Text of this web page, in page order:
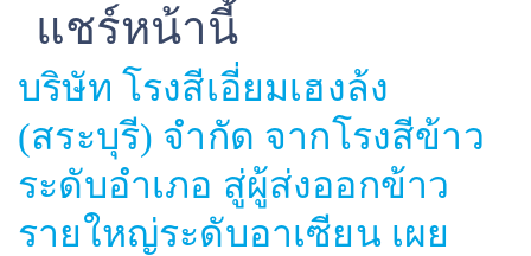
ความรู้เกี่ยวกับธุรกิจ
SME Focus Magazine
คำนวณสินเชื่อเบื้องต้น
ค้นหาจุดบริการ
FOLLOW US Krungthai SME​
แชร์หน้านี้
Facebook
บริษัท โรงสีเอี่ยมเฮงล้ง
(สระบุรี) จำกัด จากโรงสีข้าว
ระดับอำเภอ สู่ผู้ส่งออกข้าว
รายใหญ่ระดับอาเซียน เผย